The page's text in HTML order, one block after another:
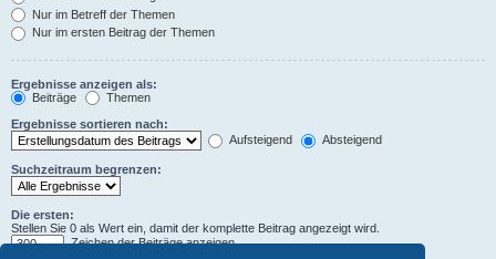
Nur im Betreff der Themen
Nur im ersten Beitrag der Themen
Ergebnisse anzeigen als:
Beiträge
Themen
Ergebnisse sortieren nach:
Aufsteigend
Absteigend
Suchzeitraum begrenzen:
Die ersten:
Stellen Sie 0 als Wert ein, damit der komplette Beitrag angezeigt wird.
Zeichen der Beiträge anzeigen